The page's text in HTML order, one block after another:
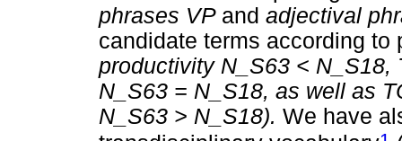
phrases VP and adjectival
candidate terms according
productivity N_S63 <
N_S63 = N_S18, as well as
N_S63 > N_S18). We have